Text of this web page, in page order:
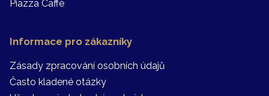
Piazza Caffè
Informace pro zákazníky
Zásady zpracování osobních údajů
Často kladené otázky